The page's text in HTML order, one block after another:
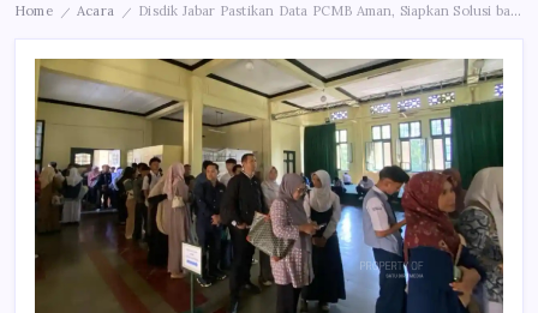
Home / Acara / Disdik Jabar Pastikan Data PCMB Aman, Siapkan Solusi bagi Calon Murid yang Belum Tertampung di Sekolah Negeri